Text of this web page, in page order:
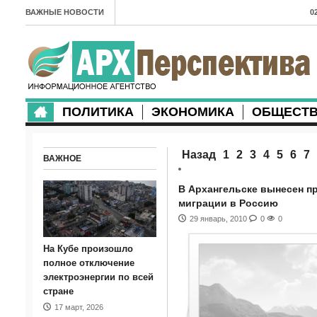
ВАЖНЫЕ НОВОСТИ
ПОЛИТИКА ЭКОНОМИКА
Назад 1 2 3 4 5 6 7
В Архангельске вынесен
миграции в Россию
29 январь, 2010 0 0
ВАЖНОЕ
На Кубе произошло
полное отключение
электроэнергии по всей
стране
17 март, 2026